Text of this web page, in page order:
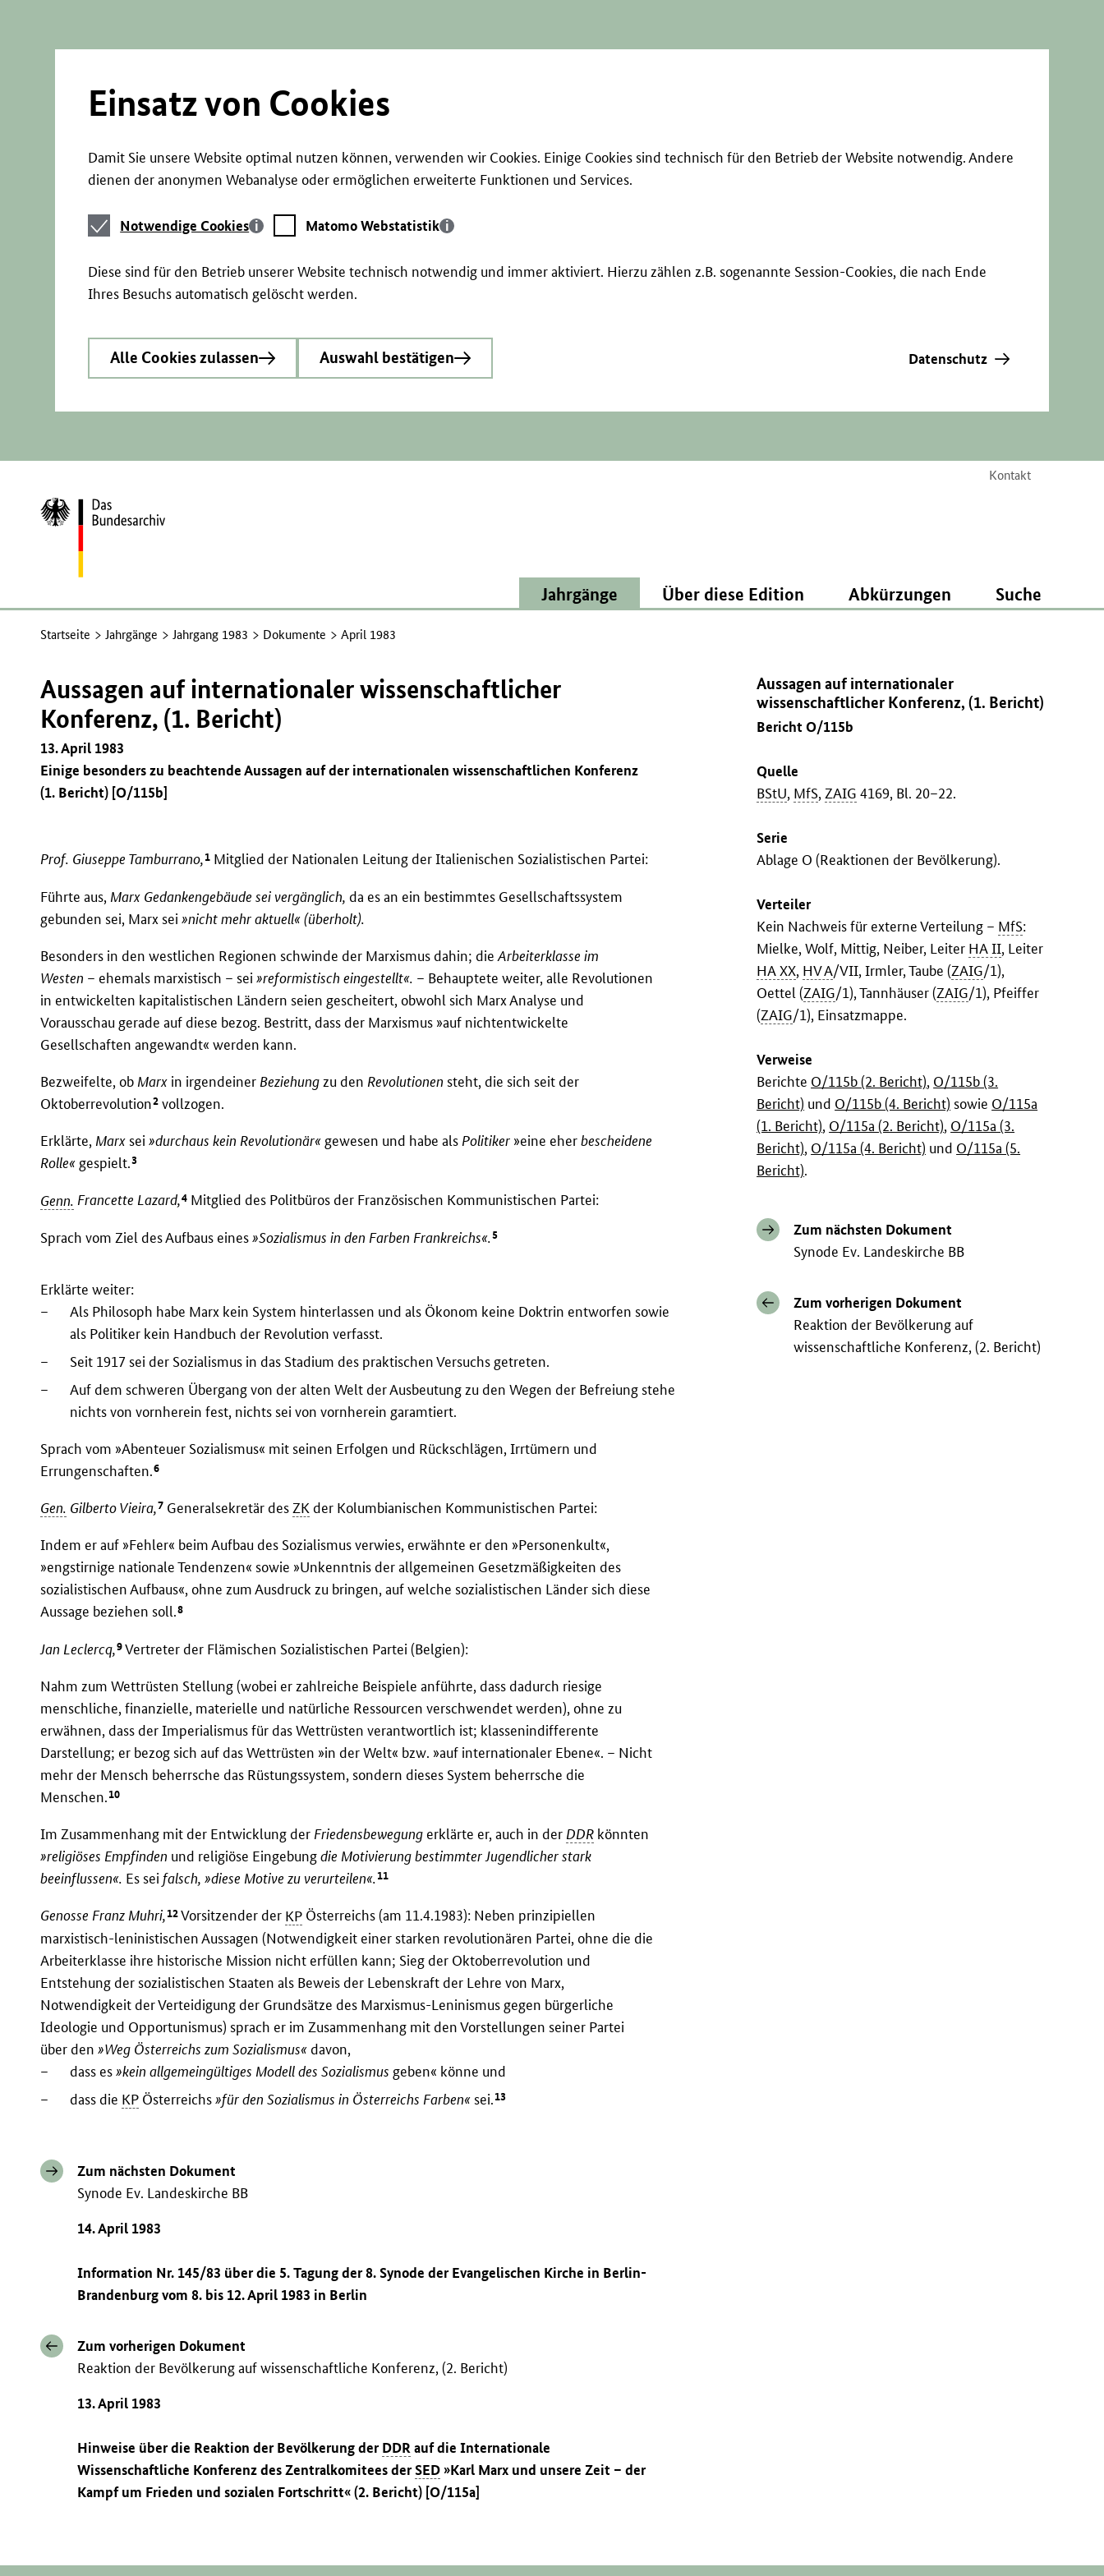
Einsatz von Cookies
Damit Sie unsere Website optimal nutzen können, verwenden wir Cookies. Einige Cookies sind technisch für den Betrieb der Website notwendig. Andere
dienen der anonymen Webanalyse oder ermöglichen erweiterte Funktionen und Services.
Notwendige
Cookies
Notwendige Cookies
Matomo
Webstatistik
Matomo Webstatistik
Diese sind für den Betrieb unserer Website technisch notwendig und immer aktiviert. Hierzu zählen z.B. sogenannte Session-Cookies, die nach Ende
Ihres Besuchs automatisch gelöscht werden.
Alle Cookies zulassen Auswahl bestätigen Datenschutz
Kontakt
Zur
Startseite
Jahrgänge Über diese Edition Abkürzungen Suche
Startseite Jahrgänge Jahrgang 1983 Dokumente April 1983
Aussagen auf internationaler
wissenschaftlicher Konferenz, (1. Bericht)
Bericht O/115b
Quelle
BStU, MfS,ZAIG 4169, Bl. 20–22.
Serie
Ablage O (Reaktionen der Bevölkerung).
Verteiler
Kein Nachweis für externe Verteilung – MfS:
Mielke, Wolf, Mittig, Neiber, Leiter HA II, Leiter
HA XX, HV A/VII, Irmler, Taube (ZAIG/1),
Oettel (ZAIG/1), Tannhäuser (ZAIG/1), Pfeiffer
(ZAIG/1), Einsatzmappe.
Verweise
Berichte O/115b (2. Bericht), O/115b (3.
Bericht) und O/115b (4. Bericht) sowie O/115a
(1. Bericht), O/115a (2. Bericht), O/115a (3.
Bericht), O/115a (4. Bericht) und O/115a (5.
Bericht).
Zum nächsten Dokument
Synode Ev. Landeskirche BB
Zum vorherigen Dokument
Reaktion der Bevölkerung auf
wissenschaftliche Konferenz, (2. Bericht)
Aussagen auf internationaler wissenschaftlicher
Konferenz, (1. Bericht)
13. April 1983
Einige besonders zu beachtende Aussagen auf der internationalen wissenschaftlichen Konferenz
(1. Bericht) [O/115b]
Prof. Giuseppe Tamburrano,1 Mitglied der Nationalen Leitung der Italienischen Sozialistischen Partei:
Führte aus, Marx Gedankengebäude sei vergänglich, da es an ein bestimmtes Gesellschaftssystem
gebunden sei, Marx sei»nicht mehr aktuell« (überholt).
Besonders in den westlichen Regionen schwinde der Marxismus dahin; dieArbeiterklasse im
Westen – ehemals marxistisch – sei»reformistisch eingestellt«. – Behauptete weiter, alle Revolutionen
in entwickelten kapitalistischen Ländern seien gescheitert, obwohl sich Marx Analyse und
Vorausschau gerade auf diese bezog. Bestritt, dass der Marxismus »auf nichtentwickelte
Gesellschaften angewandt« werden kann.
Bezweifelte, ob Marx in irgendeiner Beziehung zu den Revolutionen steht, die sich seit der
Oktoberrevolution2 vollzogen.
Erklärte, Marxsei»durchaus kein Revolutionär« gewesen und habe als Politiker »eine eherbescheidene
Rolle« gespielt.3
Genn. Francette Lazard,4 Mitglied des Politbüros der Französischen Kommunistischen Partei:
Sprach vom Ziel des Aufbaus eines»Sozialismus in den Farben Frankreichs«.5
Erklärte weiter:
–
Als Philosoph habe Marx kein System hinterlassen und als Ökonom keine Doktrin entworfen sowie
als Politiker kein Handbuch der Revolution verfasst.
–
Seit 1917 sei der Sozialismus in das Stadium des praktischen Versuchs getreten.
–
Auf dem schweren Übergang von der alten Welt der Ausbeutung zu den Wegen der Befreiung stehe
nichts von vornherein fest, nichts sei von vornherein garamtiert.
Sprach vom »Abenteuer Sozialismus« mit seinen Erfolgen und Rückschlägen, Irrtümern und
Errungenschaften.6
Gen. Gilberto Vieira,7 Generalsekretär des ZK der Kolumbianischen Kommunistischen Partei:
Indem er auf »Fehler« beim Aufbau des Sozialismus verwies, erwähnte er den »Personenkult«,
»engstirnige nationale Tendenzen« sowie »Unkenntnis der allgemeinen Gesetzmäßigkeiten des
sozialistischen Aufbaus«, ohne zum Ausdruck zu bringen, auf welche sozialistischen Länder sich diese
Aussage beziehen soll.8
Jan Leclercq,9Vertreter der Flämischen Sozialistischen Partei (Belgien):
Nahm zum Wettrüsten Stellung (wobei er zahlreiche Beispiele anführte, dass dadurch riesige
menschliche, finanzielle, materielle und natürliche Ressourcen verschwendet werden), ohne zu
erwähnen, dass der Imperialismus für das Wettrüsten verantwortlich ist; klassenindifferente
Darstellung; er bezog sich auf das Wettrüsten »in der Welt« bzw. »auf internationaler Ebene«. – Nicht
mehr der Mensch beherrsche das Rüstungssystem, sondern dieses System beherrsche die
Menschen.10
Im Zusammenhang mit der Entwicklung der Friedensbewegung erklärte er, auch in der DDR könnten
»religiöses Empfinden und religiöse Eingebungdie Motivierung bestimmter Jugendlicher stark
beeinflussen«. Es sei falsch, »diese Motive zu verurteilen«.11
Genosse Franz Muhri,12Vorsitzender der KP Österreichs (am 11.4.1983): Neben prinzipiellen
marxistisch-leninistischen Aussagen (Notwendigkeit einer starken revolutionären Partei, ohne die die
Arbeiterklasse ihre historische Mission nicht erfüllen kann; Sieg der Oktoberrevolution und
Entstehung der sozialistischen Staaten als Beweis der Lebenskraft der Lehre von Marx,
Notwendigkeit der Verteidigung der Grundsätze des Marxismus-Leninismus gegen bürgerliche
Ideologie und Opportunismus) sprach er im Zusammenhang mit den Vorstellungen seiner Partei
über den»Weg Österreichs zum Sozialismus«davon,
–
dass es»kein allgemeingültiges Modell des Sozialismus geben« könne und
–
dass die KP Österreichs»für den Sozialismus in Österreichs Farben«sei.13
Zum nächsten Dokument
Synode Ev. Landeskirche BB
14. April 1983
Information Nr. 145/83 über die 5. Tagung der 8. Synode der Evangelischen Kirche in Berlin-
Brandenburg vom 8. bis 12. April 1983 in Berlin
Zum vorherigen Dokument
Reaktion der Bevölkerung auf wissenschaftliche Konferenz, (2. Bericht)
13. April 1983
Hinweise über die Reaktion der Bevölkerung derDDRauf die Internationale
Wissenschaftliche Konferenz des Zentralkomitees derSED»Karl Marx und unsere Zeit – der
Kampf um Frieden und sozialen Fortschritt« (2. Bericht) [O/115a]